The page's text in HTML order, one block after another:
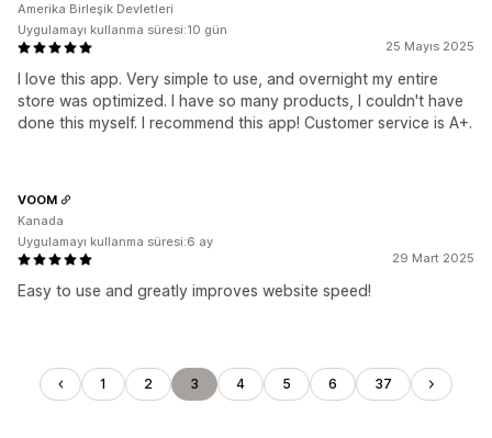
25 Mayıs 2025
I love this app. Very simple to use, and overnight my entire
store was optimized. I have so many products, I couldn't have
done this myself. I recommend this app! Customer service is A+.
Amerika Birleşik Devletleri
Uygulamayı kullanma süresi:10 gün
29 Mart 2025
Easy to use and greatly improves website speed!
VOOM
Kanada
Uygulamayı kullanma süresi:6 ay
1 2 3 4 5 6 37